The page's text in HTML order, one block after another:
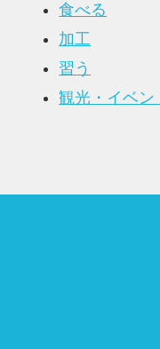
食べる
加工
習う
観光・イベン